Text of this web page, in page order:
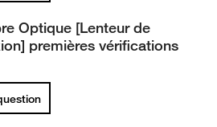
Optique [Lenteur de
premières vérifications